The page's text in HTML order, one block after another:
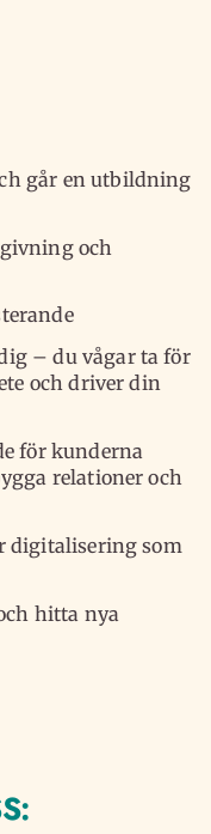
går en utbildning
och
– du vågar ta för
och driver din
för kunderna
relationer och
digitalisering som
hitta nya